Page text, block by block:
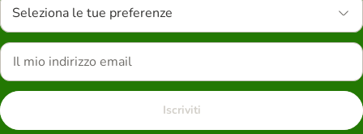
Seleziona le tue preferenze
Iscriviti